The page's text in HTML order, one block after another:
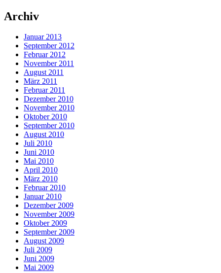
Archiv
Januar 2013
September 2012
Februar 2012
November 2011
August 2011
März 2011
Februar 2011
Dezember 2010
November 2010
Oktober 2010
September 2010
August 2010
Juli 2010
Juni 2010
Mai 2010
April 2010
März 2010
Februar 2010
Januar 2010
Dezember 2009
November 2009
Oktober 2009
September 2009
August 2009
Juli 2009
Juni 2009
Mai 2009